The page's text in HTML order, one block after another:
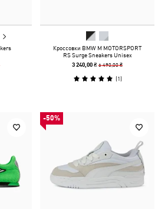
Кроссовки BMW M MOTORSPORT
RS Surge Sneakers Unisex
3 240,00 ₴6 490,00 ₴
(1)
-50%